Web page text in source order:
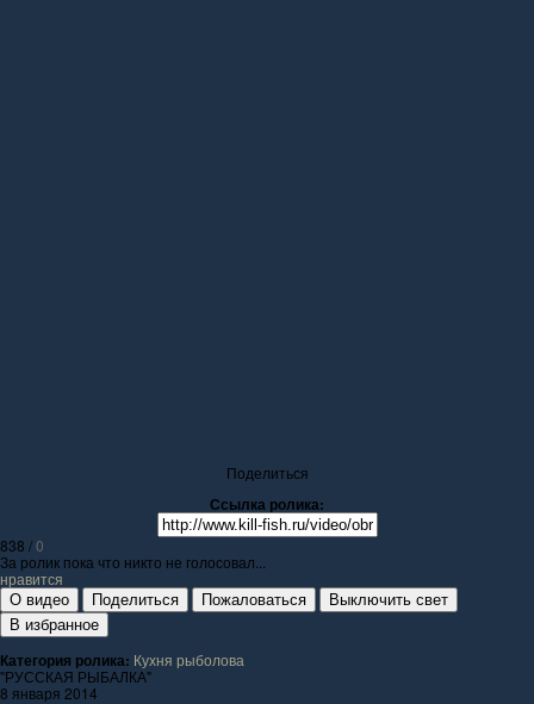
Поделиться
Ссылка ролика:
838 /0
За ролик пока что никто не голосовал...
нравится
О видео Поделиться Пожаловаться
Выключить свет
В избранное
Категория ролика: Кухня рыболова
"РУССКАЯ РЫБАЛКА"
8 января 2014